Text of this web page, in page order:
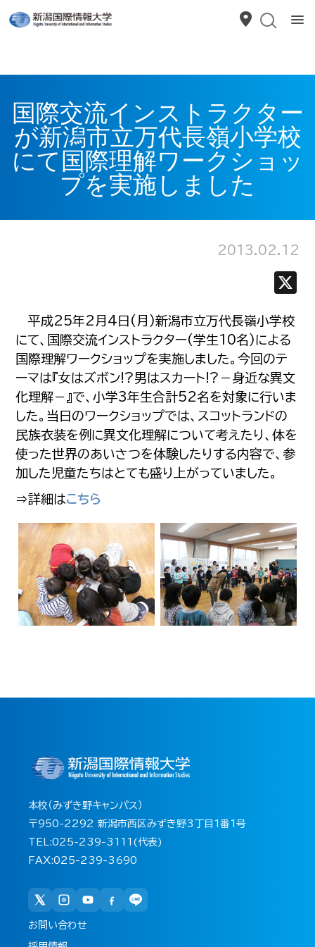
国際交流インストラクター
が新潟市立万代長嶺小学校
にて国際理解ワークショッ
プを実施しました
2013.02.12
平成25年2月4日(月)新潟市立万代長嶺小学校
にて、国際交流インストラクター(学生10名)による
国際理解ワークショップを実施しました。今回のテ
ーマは『女はズボン!?男はスカート!?－身近な異文
化理解－』で、小学3年生合計52名を対象に行いま
した。当日のワークショップでは、スコットランドの
民族衣装を例に異文化理解について考えたり、体を
使った世界のあいさつを体験したりする内容で、参
加した児童たちはとても盛り上がっていました。
⇒詳細はこちら
本校（みずき野キャンパス）
〒950-2292 新潟市西区みずき野3丁目1番1号
TEL:025-239-3111(代表)
FAX:025-239-3690
お問い合わせ